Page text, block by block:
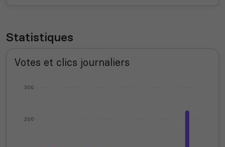
Statistiques
Votes et clics journaliers
200
300